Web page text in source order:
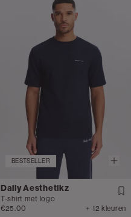
BESTSELLER
Daily Aesthetikz
T-shirt met logo
€25.00
+ 12 kleuren